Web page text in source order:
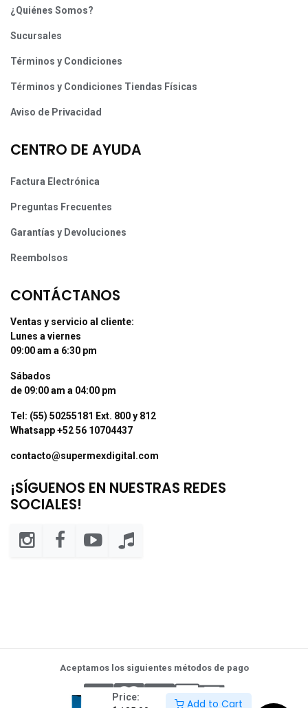
Price:
Add to Cart
¿Quiénes Somos?
Sucursales
Términos y Condiciones
Términos y Condiciones Tiendas Físicas
Aviso de Privacidad
CENTRO DE AYUDA
Factura Electrónica
Preguntas Frecuentes
Garantías y Devoluciones
Reembolsos
CONTÁCTANOS
Ventas y servicio al cliente:
Lunes a viernes
09:00 am a 6:30 pm
Sábados
de 09:00 am a 04:00 pm
Tel: (55) 50255181 Ext. 800 y 812
Whatsapp +52 56 10704437
contacto@supermexdigital.com
¡SÍGUENOS EN NUESTRAS REDES
SOCIALES!
Aceptamos los siguientes métodos de pago